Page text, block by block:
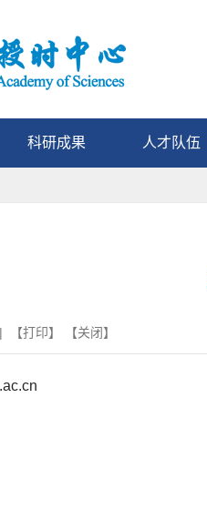
科研成果 人才队伍
【打印】 【关闭】